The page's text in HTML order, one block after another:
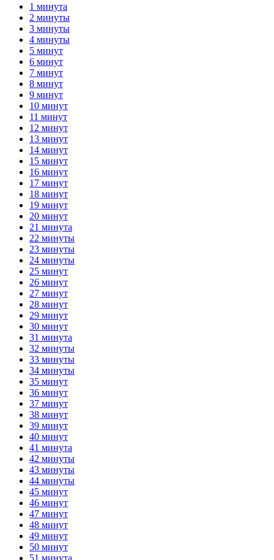
1 минута
2 минуты
3 минуты
4 минуты
5 минут
6 минут
7 минут
8 минут
9 минут
10 минут
11 минут
12 минут
13 минут
14 минут
15 минут
16 минут
17 минут
18 минут
19 минут
20 минут
21 минута
22 минуты
23 минуты
24 минуты
25 минут
26 минут
27 минут
28 минут
29 минут
30 минут
31 минута
32 минуты
33 минуты
34 минуты
35 минут
36 минут
37 минут
38 минут
39 минут
40 минут
41 минута
42 минуты
43 минуты
44 минуты
45 минут
46 минут
47 минут
48 минут
49 минут
50 минут
51 минута